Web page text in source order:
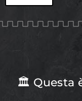
🏛 Questa